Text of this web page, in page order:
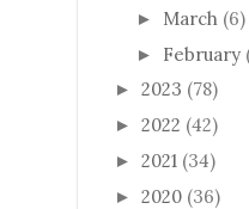
► March (6)
► February
► 2023 (78)
► 2022 (42)
► 2021 (34)
► 2020 (36)